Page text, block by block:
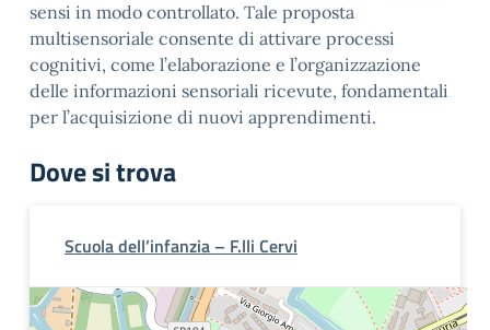
sensi in modo controllato. Tale proposta
multisensoriale consente di attivare processi
cognitivi, come l’elaborazione e l’organizzazione
delle informazioni sensoriali ricevute, fondamentali
per l’acquisizione di nuovi apprendimenti.
Dove si trova
Scuola dell’infanzia – F.lli Cervi